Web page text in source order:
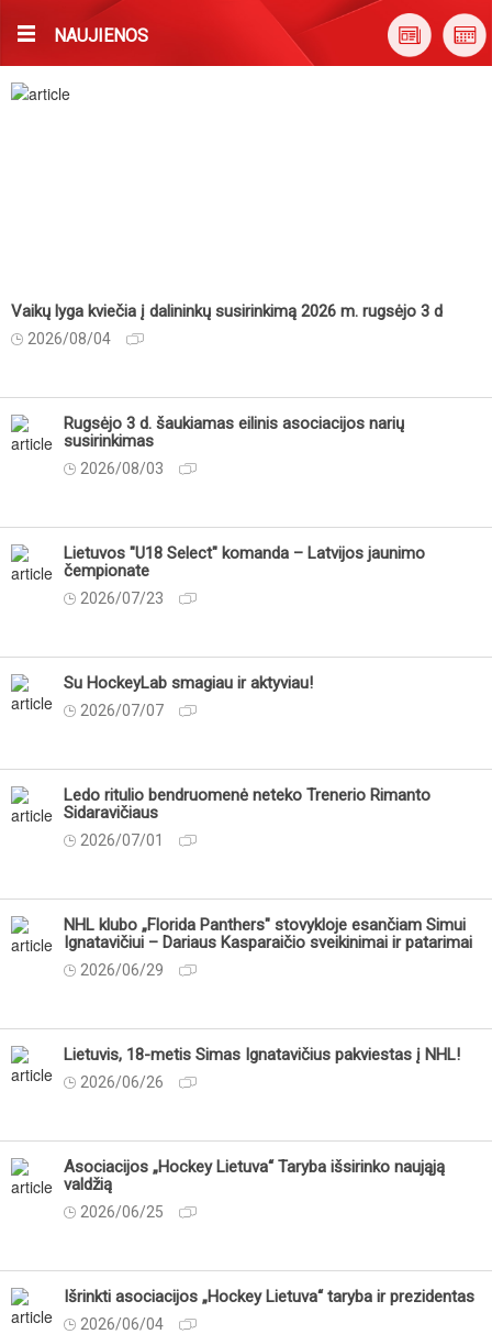
NAUJIENOS
Vaikų lyga kviečia į dalininkų susirinkimą 2026 m. rugsėjo 3 d
2026/08/04
Rugsėjo 3 d. šaukiamas eilinis asociacijos narių
susirinkimas
2026/08/03
Lietuvos "U18 Select" komanda – Latvijos jaunimo
čempionate
2026/07/23
Su HockeyLab smagiau ir aktyviau!
2026/07/07
Ledo ritulio bendruomenė neteko Trenerio Rimanto
Sidaravičiaus
2026/07/01
NHL klubo „Florida Panthers" stovykloje esančiam Simui
Ignatavičiui – Dariaus Kasparaičio sveikinimai ir patarimai
2026/06/29
Lietuvis, 18-metis Simas Ignatavičius pakviestas į NHL!
2026/06/26
Asociacijos „Hockey Lietuva“ Taryba išsirinko naująją
valdžią
2026/06/25
Išrinkti asociacijos „Hockey Lietuva“ taryba ir prezidentas
2026/06/04